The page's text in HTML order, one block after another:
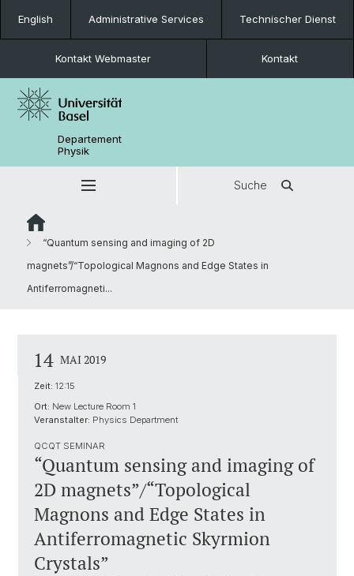
English Administrative Services Technischer Dienst
Kontakt Webmaster Kontakt
Departement
Physik
Suche
“Quantum sensing and imaging of 2D
magnets”/“Topological Magnons and Edge States in
Antiferromagneti...
14 MAI 2019
Zeit: 12:15
Ort: New Lecture Room 1
Veranstalter: Physics Department
QCQT SEMINAR
“Quantum sensing and imaging of
2D magnets”/“Topological
Magnons and Edge States in
Antiferromagnetic Skyrmion
Crystals”